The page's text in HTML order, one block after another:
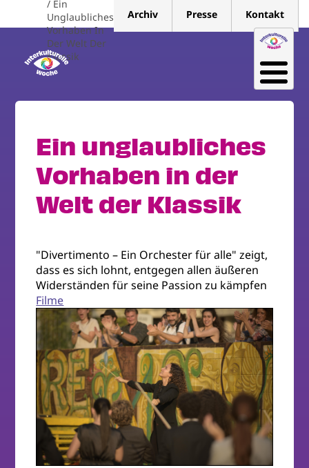
Ein
Unglaubliches
Vorhaben In
Der Welt Der
Klassik
Archiv Presse Kontakt
Ein unglaubliches
Vorhaben in der
Welt der Klassik
"Divertimento – Ein Orchester für alle" zeigt,
dass es sich lohnt, entgegen allen äußeren
Widerständen für seine Passion zu kämpfen
Filme